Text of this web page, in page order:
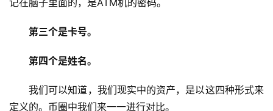
记在脑子里面的，是ATM机的密码。
第三个是卡号。
第四个是姓名。
我们可以知道，我们现实中的资产，是以这四种形式来
定义的。币圈中我们来一一进行对比。